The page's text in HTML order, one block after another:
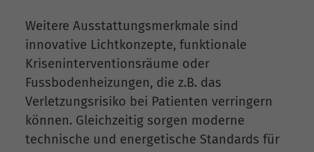
Weitere Ausstattungsmerkmale sind
innovative Lichtkonzepte, funktionale
Kriseninterventionsräume oder
Fussbodenheizungen, die z.B. das
Verletzungsrisiko bei Patienten verringern
können. Gleichzeitig sorgen moderne
technische und energetische Standards für